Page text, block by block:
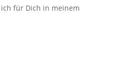
für Dich in meinem